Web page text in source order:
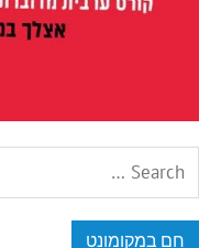
חם במקומונט